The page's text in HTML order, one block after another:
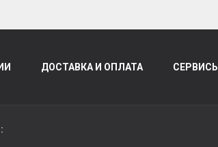
ДОСТАВКА И ОПЛАТА СЕРВИСЫ
: